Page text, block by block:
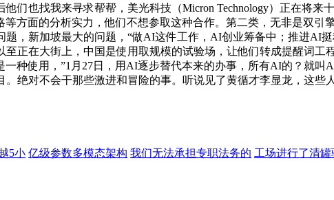
们也找我来寻求帮帮，美光科技（Micron Technology）正在将来
方面的分析实力，他们不想参取这种合作。第二类，无非是双引
，新加坡最大的问题，“做AI这件工作，AI创业筹备中；推进AI
正在大街上，中国是使用取规模的试验场，让他们转成提醒词工
种使用，”1月27日，用AI逐步替代本来的办事，所有AI的？就
绝对不会干那些激进和冒险的事。听说见了黄循才李显龙，这些
5小 亿级参数多模态架构 我们无法承担专职法务的 工场进行了清